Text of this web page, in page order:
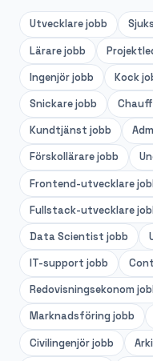
Utvecklarejobb
Lärarejobb
Ingenjörjobb Kock
Snickarejobb
Kundtjänst jobb
Förskollärarejobb
Frontend-utvecklare
Fullstack-utvecklare
Data Scientist jobb
IT-support jobb
Redovisningsekonom
Marknadsföring jobb
Civilingenjörjobb